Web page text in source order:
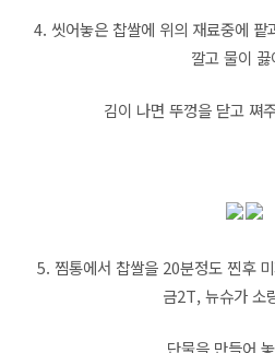
4. 씻어놓은 찹쌀에 위의 재료중에 팥
깔고 물이 끓
김이 나면 뚜껑을 닫고 쪄
5. 찜통에서 찹쌀을 20분정도 찐후
금2T, 뉴슈가 소
단물을 만들어